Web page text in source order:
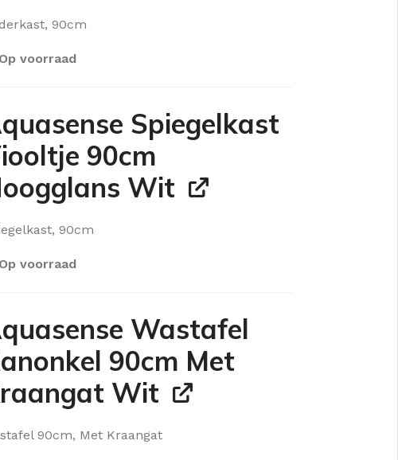
90cm
Op voorraad
Spiegelkast
90cm
Wit
90cm
Op voorraad
Wastafel
90cm Met
Wit
90cm, Met Kraangat